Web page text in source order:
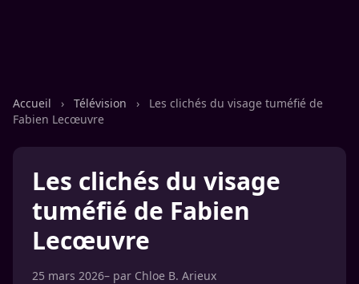
Accueil › Télévision ›
Les clichés du visage tuméfié de
Fabien Lecœuvre
Les clichés du visage
tuméfié de Fabien
Lecœuvre
25 mars 2026– par Chloe B. Arieux